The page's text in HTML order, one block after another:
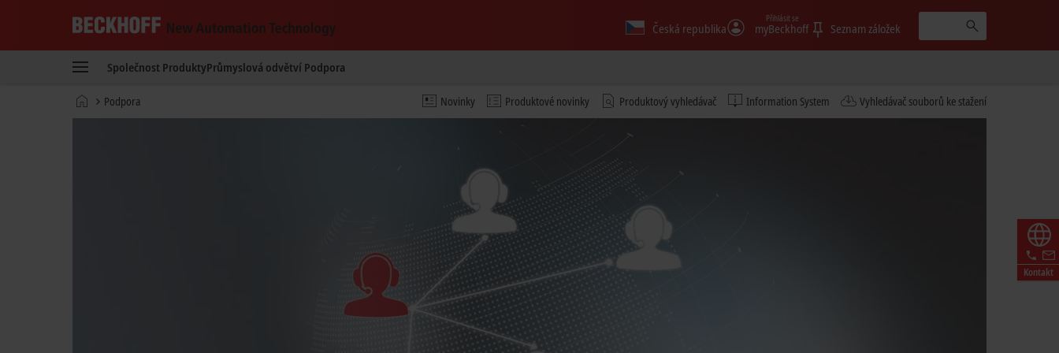
New
Technology
Česká republika myBeckhoff
Přihlásit se
Seznam záložek
Společnost ProduktyPrůmyslová odvětví Podpora
Novinky Produktové novinky Produktový vyhledávač Information System Vyhledávač souborů ke stažení
DomovskáPodpora
Kontakt